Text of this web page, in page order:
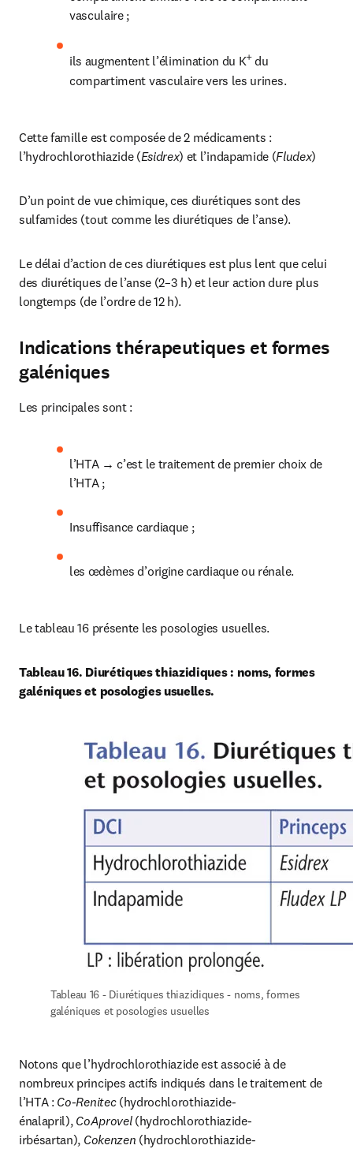
vasculaire ;
ils augmentent l’élimination du K+ du
compartiment vasculaire vers les urines.
Cette famille est composée de 2 médicaments :
l’hydrochlorothiazide (Esidrex) et l’indapamide (Fludex)
D’un point de vue chimique, ces diurétiques sont des
sulfamides (tout comme les diurétiques de l’anse).
Le délai d’action de ces diurétiques est plus lent que celui
des diurétiques de l’anse (2–3 h) et leur action dure plus
longtemps (de l’ordre de 12 h).
Indications thérapeutiques et formes
galéniques
Les principales sont :
l’HTA → c’est le traitement de premier choix de
l’HTA ;
Insuffisance cardiaque ;
les œdèmes d’origine cardiaque ou rénale.
Le tableau 16 présente les posologies usuelles.
Tableau 16. Diurétiques thiazidiques : noms, formes
galéniques et posologies usuelles.
Tableau 16 - Diurétiques thiazidiques - noms, formes
galéniques et posologies usuelles
Notons que l’hydrochlorothiazide est associé à de
nombreux principes actifs indiqués dans le traitement de
l’HTA : Co-Renitec (hydrochlorothiazide-
énalapril), CoAprovel (hydrochlorothiazide-
irbésartan), Cokenzen (hydrochlorothiazide-